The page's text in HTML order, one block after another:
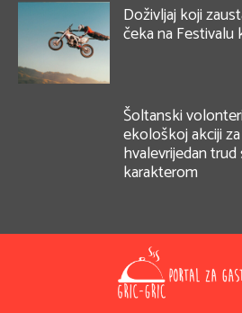
Doživljaj koji
čeka na Festivalu
Šoltanski
ekološkoj akciji
hvalevrijedan
karakterom